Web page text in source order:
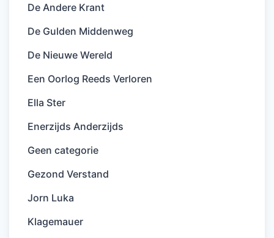
De Andere Krant
De Gulden Middenweg
De Nieuwe Wereld
Een Oorlog Reeds Verloren
Ella Ster
Enerzijds Anderzijds
Geen categorie
Gezond Verstand
Jorn Luka
Klagemauer